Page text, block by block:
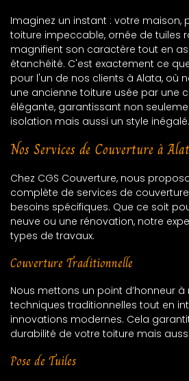
Imaginez un instant : votre maison,
toiture impeccable, ornée de tuiles
magnifient son caractère tout en
étanchéité. C'est exactement ce
pour l'un de nos clients à Alata, où
une ancienne toiture usée par une
élégante, garantissant non
isolation mais aussi un style inégalé.
Nos Services de Couverture à
Chez CGS Couverture, nous
complète de services de
besoins spécifiques. Que ce soit
neuve ou une rénovation, notre
types de travaux.
Couverture Traditionnelle
Nous mettons un point d’honneur à
techniques traditionnelles tout en
innovations modernes. Cela
durabilité de votre toiture mais
Pose de Tuiles